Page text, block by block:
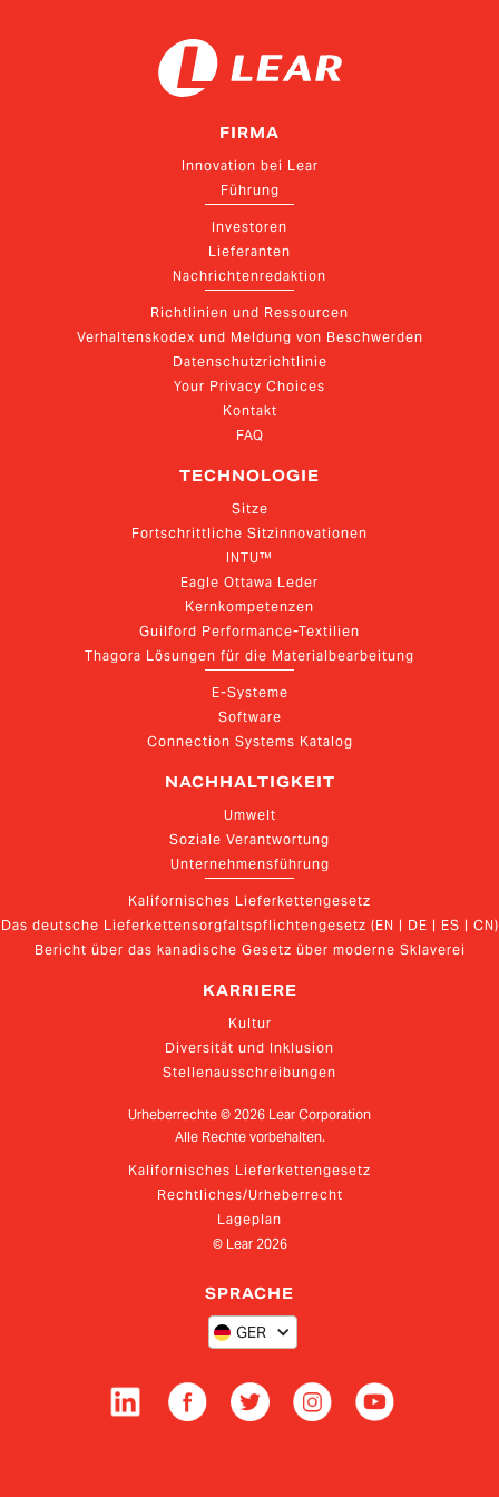
FIRMA
Innovation bei Lear
Führung
Investoren
Lieferanten
Nachrichtenredaktion
Richtlinien und Ressourcen
Verhaltenskodex und Meldung von Beschwerden
Datenschutzrichtlinie
Your Privacy Choices
Kontakt
FAQ
TECHNOLOGIE
Sitze
Fortschrittliche Sitzinnovationen
INTU™
Eagle Ottawa Leder
Kernkompetenzen
Guilford Performance-Textilien
Thagora Lösungen für die Materialbearbeitung
E-Systeme
Software
Connection Systems Katalog
NACHHALTIGKEIT
Umwelt
Soziale Verantwortung
Unternehmensführung
Kalifornisches Lieferkettengesetz
Das deutsche Lieferkettensorgfaltspflichtengesetz (EN | DE | ES | CN)
Bericht über das kanadische Gesetz über moderne Sklaverei
KARRIERE
Kultur
Diversität und Inklusion
Stellenausschreibungen
Urheberrechte © 2026 Lear Corporation
Alle Rechte vorbehalten.
Kalifornisches Lieferkettengesetz
Rechtliches/Urheberrecht
Lageplan
© Lear 2026
SPRACHE
GER